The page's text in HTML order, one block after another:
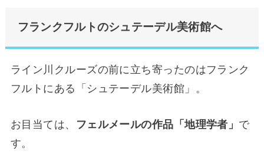
フランクフルトのシュテーデル美術館へ
ライン川クルーズの前に立ち寄ったのはフランク
フルトにある「シュテーデル美術館」。
お目当ては、 フェルメールの作品「地理学者」 で
す。